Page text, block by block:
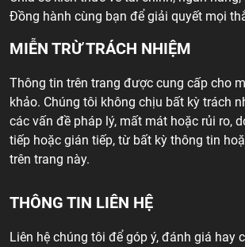
Đồng hành cùng bạn để giải quyết mọi
MIỄN TRỪ TRÁCH NHIỆM
Thông tin trên trang được cung cấp cho
khảo. Chúng tôi không chịu bất kỳ trách
các vấn đề pháp lý, mất mát hoặc rủi ro,
tiếp hoặc gián tiếp, từ bất kỳ thông tin
trên trang này.
THÔNG TIN LIÊN HỆ
Liên hệ chúng tôi để góp ý, đánh giá hay